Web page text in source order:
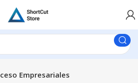
Empresariales